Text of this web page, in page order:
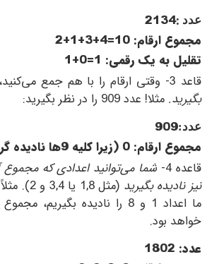
عدد 2134:
مجموع ارقام: 2+1+3+4=10
تقلیل به یک رقمی: 1+0=1
قاعد 3- وقتی ارقام را با هم جمع می‌کنید،
بگیرید. مثلا! عدد909 را در نظر بگیرید:
عدد:909
مجموع ارقام: 0 (زیرا کلیه 9ها نادیده
قاعده 4- شما می‌توانید اعدادی که مجموع
نیز نادیده بگیرید (مثل1,8 یا3,4 و2
).
ما اعداد 1 و 8 را نادیده بگیریم،
خواهد بود.
عدد: 1802